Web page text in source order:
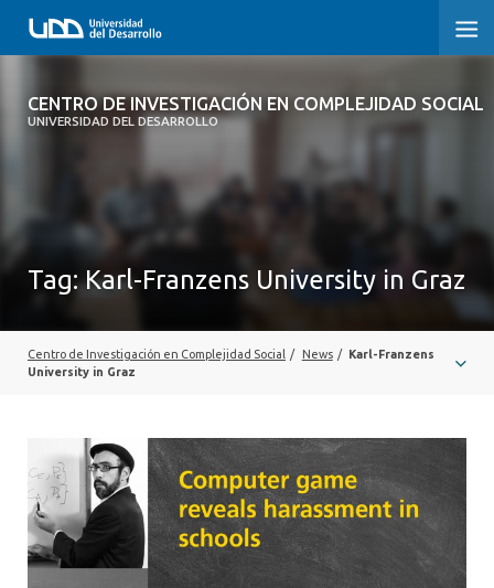
CENTRO DE INVESTIGACIÓN EN COMPLEJIDAD SOCIAL
UNIVERSIDAD DEL DESARROLLO
CENTRO DE INVESTIGACIÓN EN
COMPLEJIDAD SOCIAL
PEOPLE
PUBLICATIONS
EVENTS
Tag:Karl-Franzens University in Graz
Centro de Investigación en Complejidad Social / News / Karl-Franzens
University in Graz